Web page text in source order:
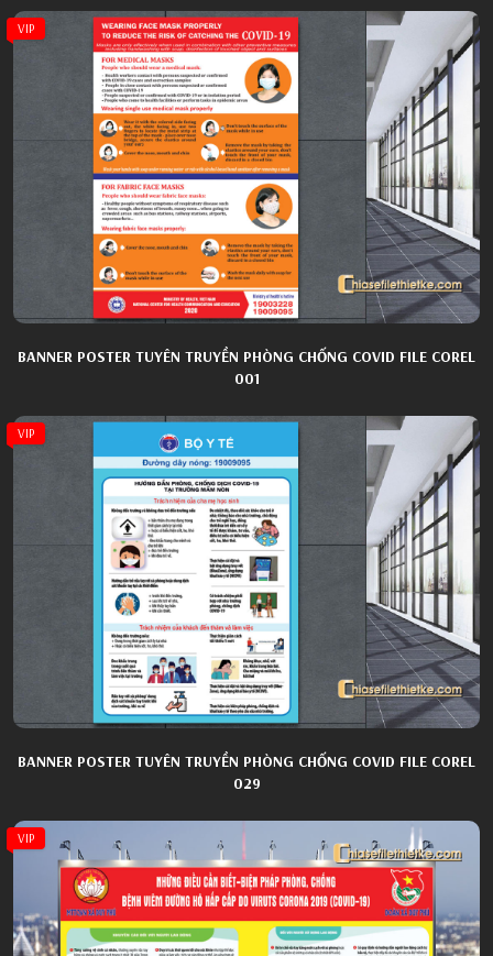
VIP
BANNER POSTER TUYÊN TRUYỀN PHÒNG CHỐNG COVID FILE COREL
001
VIP
BANNER POSTER TUYÊN TRUYỀN PHÒNG CHỐNG COVID FILE COREL
029
VIP